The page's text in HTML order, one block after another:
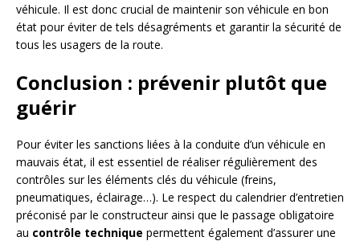
véhicule. Il est donc crucial de maintenir son véhicule en bon
état pour éviter de tels désagréments et garantir la sécurité de
tous les usagers de la route.
Conclusion : prévenir plutôt que
guérir
Pour éviter les sanctions liées à la conduite d’un véhicule en
mauvais état, il est essentiel de réaliser régulièrement des
contrôles sur les éléments clés du véhicule (freins,
pneumatiques, éclairage…). Le respect du calendrier d’entretien
préconisé par le constructeur ainsi que le passage obligatoire
au contrôle technique permettent également d’assurer une